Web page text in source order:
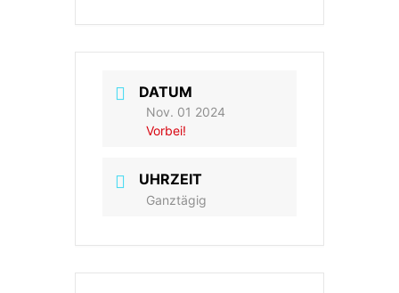
DATUM
Nov. 01 2024
Vorbei!
UHRZEIT
Ganztägig